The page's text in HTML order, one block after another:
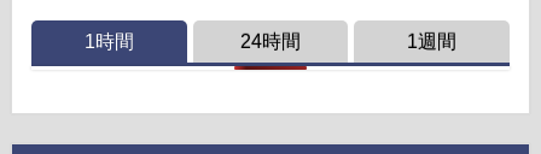
1時間 24時間 1週間